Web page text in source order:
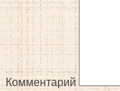
Комментарий